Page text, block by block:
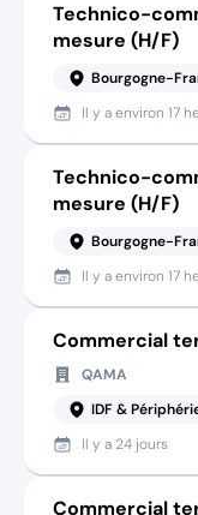
Technico-
mesure (H/F)
Bourgogne-
Il y aenviron 17
Technico-
mesure (H/F)
Bourgogne-
Il y aenviron 17
Commercial
QAMA
IDF &
Il y a 24 jours
Commercial